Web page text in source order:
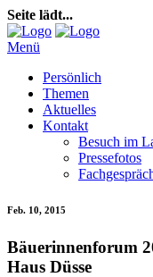
Seite lädt...
Menü
Persönlich
Themen
Aktuelles
Kontakt
Besuch im
Pressefotos
Feb. 10, 2015
Bäuerinnenforum
Haus Düsse